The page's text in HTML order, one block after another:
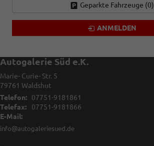
Geparkte Fahrzeuge (0)
ANMELDEN
Autogalerie Süd e.K.
Marie- Curie- Str. 5
79761 Waldshut
Telefon:
07751-9181861
Telefax:
07751-9181866
E-Mail:
info@autogaleriesued.de